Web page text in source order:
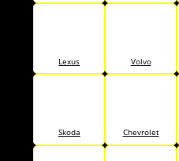
Lexus Volvo
Skoda Chevrolet